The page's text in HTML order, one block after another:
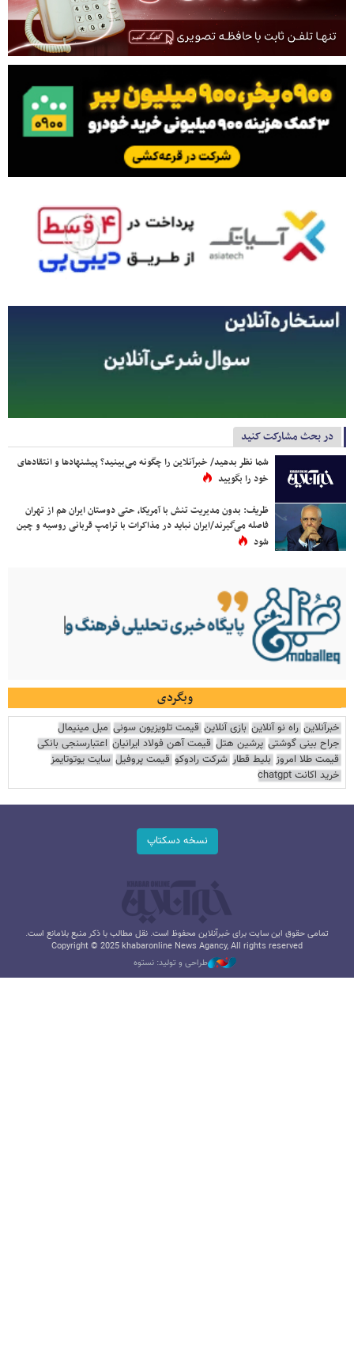
در بحث مشارکت کنید
شما نظر بدهید/ خبرآنلاین را چگونه می‌بینید؟ پیشنهادها و انتقادهای
خود را بگویید
ظریف: بدون مدیریت تنش با آمریکا، حتی دوستان ایران هم از تهران
فاصله می‌گیرند/ایران نباید در مذاکرات با ترامپ قربانی روسیه و چین
شود
وبگردی
خبرآنلاین راه نو آنلاین بازی آنلاین قیمت تلویزیون سونی مبل مینیمال
جراح بینی گوشتی پرشین هتل قیمت آهن فولاد ایرانیان اعتبارسنجی بانکی
قیمت طلا امروز بلیط قطار شرکت رادوکو قیمت پروفیل سایت یوتوتایمز
خرید اکانت chatgpt
نسخه دسکتاپ
تمامی حقوق این سایت برای خبرآنلاین محفوظ است. نقل مطالب با ذکر منبع بلامانع است.
Copyright © 2025 khabaronline News Agancy, All rights reserved
طراحی و تولید: نستوه